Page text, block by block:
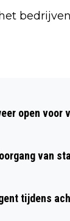
TEGEN
open voor
van
tijdens